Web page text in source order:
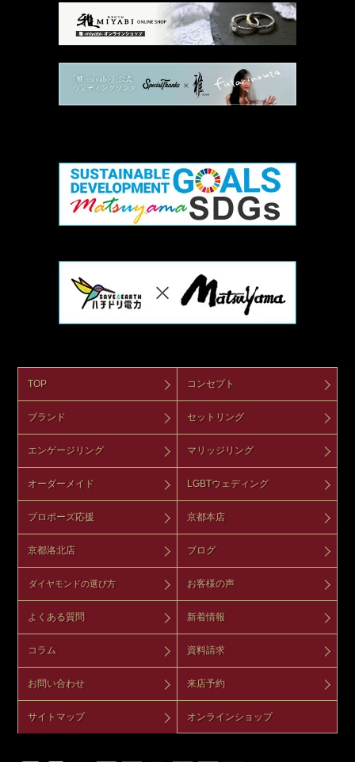
TOP コンセプト
ブランド セットリング
エンゲージリング マリッジリング
オーダーメイド LGBTウェディング
プロポーズ応援 京都本店
京都洛北店 ブログ
ダイヤモンドの選び方 お客様の声
よくある質問 新着情報
コラム 資料請求
お問い合わせ 来店予約
サイトマップ オンラインショップ